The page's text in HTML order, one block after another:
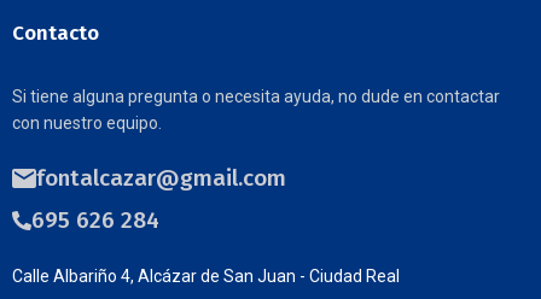
Contacto
Si tiene alguna pregunta o necesita ayuda, no dude en contactar
con nuestro equipo.
fontalcazar@gmail.com
695 626 284
Calle Albariño 4, Alcázar de San Juan - Ciudad Real